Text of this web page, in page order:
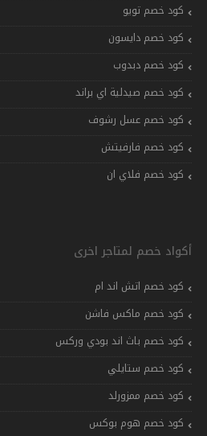
كود خصم تويو
كود خصم دايسون
كود خصم دبدوب
كود خصم صيدلية اي براند
كود خصم عسل رشوف
كود خصم فارفيتش
كود خصم فلاي ان
أكواد خصم لمتاجر اخرى
كود خصم اتش اند ام
كود خصم ماكس فاشن
كود خصم باث اند بودي وركس
كود خصم ستايلي
كود خصم ممزورلد
كود خصم هوم بوكس